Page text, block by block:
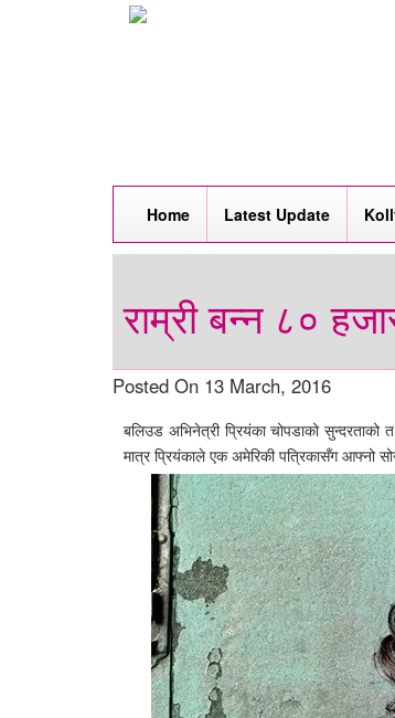
Home Latest Update
राम्री बन्न ८०
Posted On 13 March, 2016
बलिउड अभिनेत्री प्रियंका चोपडाको
मात्र प्रियंकाले एक अमेरिकी पत्रिकासँग आफ्नो